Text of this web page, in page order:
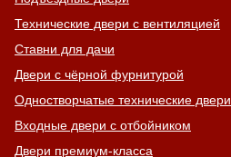
Технические двери с вентиляцией
Ставни для дачи
Двери с чёрной фурнитурой
Одностворчатые технические двери
Входные двери с отбойником
Двери премиум-класса